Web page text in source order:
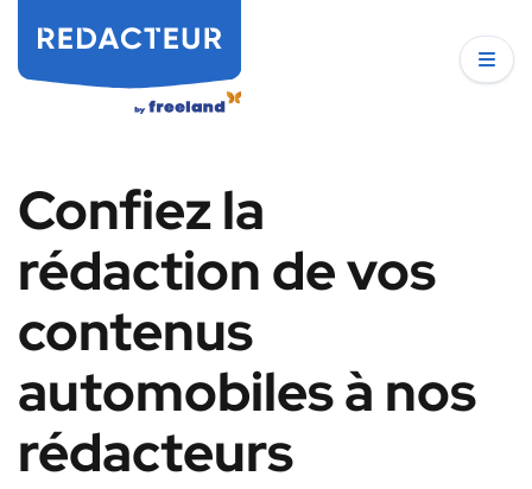
Confiez la
rédaction de vos
contenus
automobiles à nos
rédacteurs